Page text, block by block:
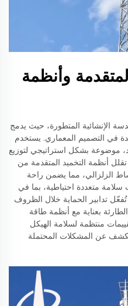
وأنظمة
الإنشائية المتطورة، حيث يدمج
في التصميم المعماري. يستخدم
موضوعة بشكل استراتيجي لتوزيع
تقلل أنظمة التخميد المتقدمة من
الزلزالي، مما يضمن راحة
سلامة متعددة احتياطية، بما في
تدابير الحماية خلال الظروف
بعناية مع أنظمة طاقة
منتظمة لسلامة الهيكل
عن المشكلات المحتملة